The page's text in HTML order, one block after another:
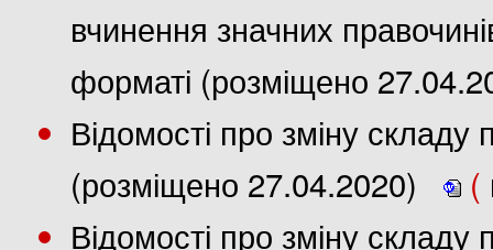
вчинення значних
форматі (розміщено
Відомості про зміну складу
(розміщено 27.04.2020)
(
Відомості про зміну складу